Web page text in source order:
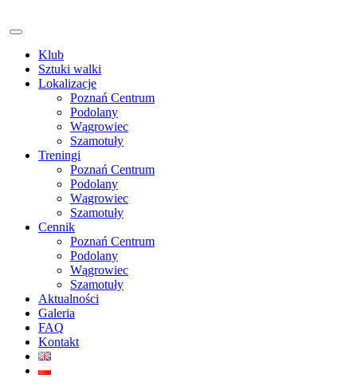
Klub
Sztuki walki
Lokalizacje
Poznań Centrum
Podolany
Wągrowiec
Szamotuły
Treningi
Poznań Centrum
Podolany
Wągrowiec
Szamotuły
Cennik
Poznań Centrum
Podolany
Wągrowiec
Szamotuły
Aktualności
Galeria
FAQ
Kontakt